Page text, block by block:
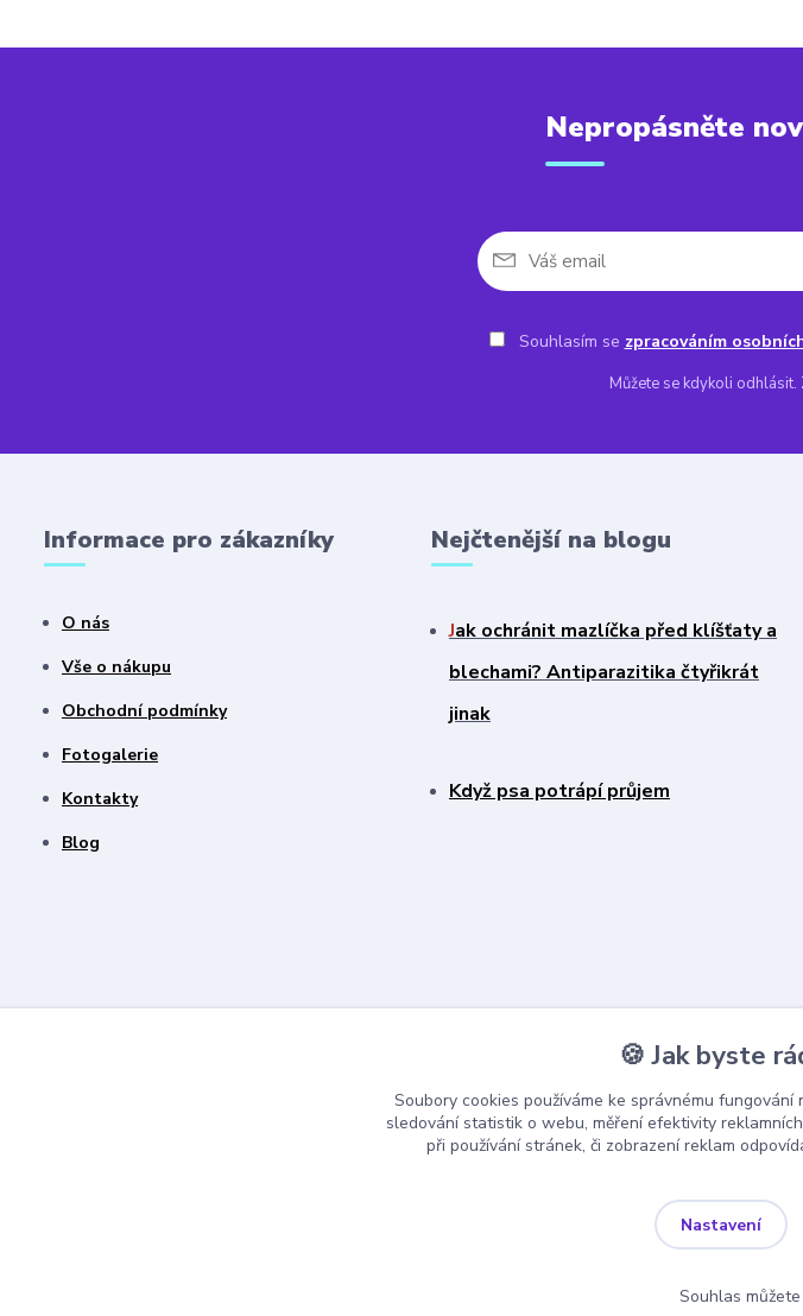
Nepropásněte
Souhlasím se zpracováním
Můžete se kdykoli
Informace pro zákazníky
O nás
Vše o nákupu
Obchodní podmínky
Fotogalerie
Kontakty
Blog
Nejčtenější na blogu
Jak ochránit mazlíčka před klíšťaty a
blechami? Antiparazitika čtyřikrát
jinak
Když psa potrápí průjem
🍪 Jak byste
Soubory cookies používáme ke správnému
sledování statistik o webu, měření efektivity
při používání stránek, či zobrazení reklam
Nastavení
Souhlas